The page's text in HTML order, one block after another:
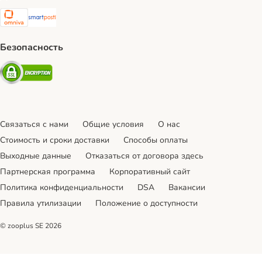
Omniva Shipping Method
SmartPosti Shipping Method
Безопасность
Security
Связаться с нами Общие условия
О нас
Стоимость и сроки доставки
Cпособы оплаты
Выходные данные
Отказаться от договора здесь
Партнерская программа
Корпоративный сайт
Политика конфиденциальности
DSA
Вакансии
Правила утилизации
Положение о доступности
© zooplus SE 2026